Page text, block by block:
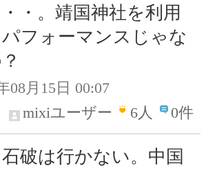
・。靖国神社を利用
パフォーマンスじゃな
08月15日 00:07
mixiユーザー
6人 0件
破は行かない。中国